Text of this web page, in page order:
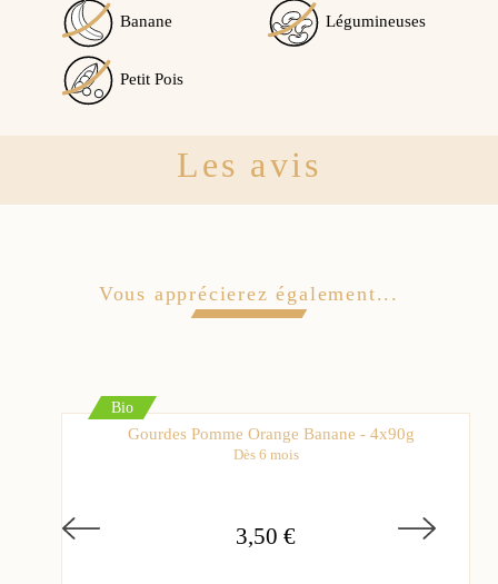
Banane Légumineuses
Petit Pois
Les avis
Vous apprécierez également...
Bio
Gourdes Pomme Orange Banane - 4x90g
Dès 6 mois
3,50 €